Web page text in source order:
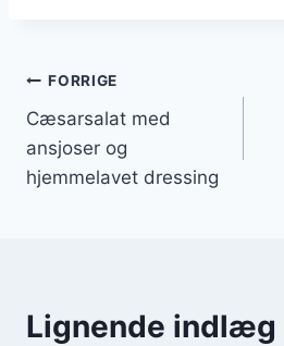
Indlægsnavigation
FORRIGE
Cæsarsalat med
ansjoser og
hjemmelavet dressing
Lignende indlæg